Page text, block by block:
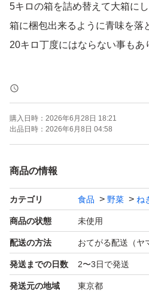
5キロの箱を詰め替えて大箱に
箱に梱包出来るように青味を落
20キロ丁度にはならない事もあ
購入日時： 2026年6月28日 18:21
出品日時： 2026年6月8日 04:58
商品の情報
カテゴリ 食品 野菜 ね
商品の状態 未使用
配送の方法 おてがる配送（ヤ
発送までの日数 2〜3日で発送
発送元の地域 東京都